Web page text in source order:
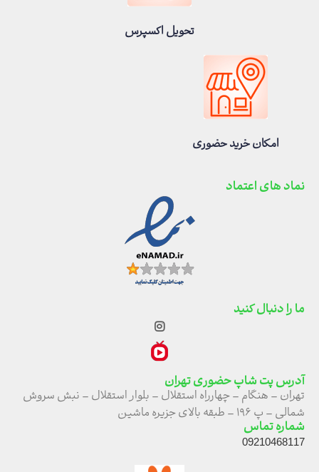
تحویل اکسپرس
امکان خرید حضوری
آدرس پت شاپ حضوری تهران
تهران – هنگام – چهارراه استقلال – بلوار استقلال – نبش سروش
شمالی – پ ۱۹۶ – طبقه بالای جزیره ماشین
شماره تماس
09210468117
ما را دنبال کنید
نماد های اعتماد